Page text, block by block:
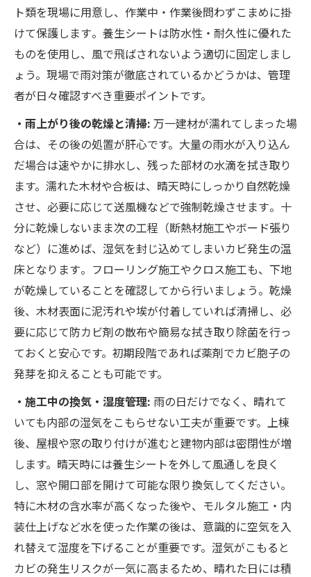
ト類を現場に用意し、作業中・作業後問わずこまめに掛
けて保護します​。養生シートは防水性・耐久性に優れた
ものを使用し、風で飛ばされないよう適切に固定しまし
ょう。現場で雨対策が徹底されているかどうかは、管理
者が日々確認すべき重要ポイントです。
・雨上がり後の乾燥と清掃: 万一建材が濡れてしまった場
合は、その後の処置が肝心です。大量の雨水が入り込ん
だ場合は速やかに排水し、残った部材の水滴を拭き取り
ます。濡れた木材や合板は、晴天時にしっかり自然乾燥
させ、必要に応じて送風機などで強制乾燥させます​。十
分に乾燥しないまま次の工程（断熱材施工やボード張り
など）に進めば、湿気を封じ込めてしまいカビ発生の温
床となります​。フローリング施工やクロス施工も、下地
が乾燥していることを確認してから行いましょう​。乾燥
後、木材表面に泥汚れや埃が付着していれば清掃し、必
要に応じて防カビ剤の散布や簡易な拭き取り除菌を行っ
ておくと安心です。初期段階であれば薬剤でカビ胞子の
発芽を抑えることも可能です。
・施工中の換気・湿度管理: 雨の日だけでなく、晴れて
いても内部の湿気をこもらせない工夫が重要です。上棟
後、屋根や窓の取り付けが進むと建物内部は密閉性が増
します。晴天時には養生シートを外して風通しを良く
し、窓や開口部を開けて可能な限り換気してください。
特に木材の含水率が高くなった後や、モルタル施工・内
装仕上げなど水を使った作業の後は、意識的に空気を入
れ替えて湿度を下げることが重要です。湿気がこもると
カビの発生リスクが一気に高まるため、晴れた日には積